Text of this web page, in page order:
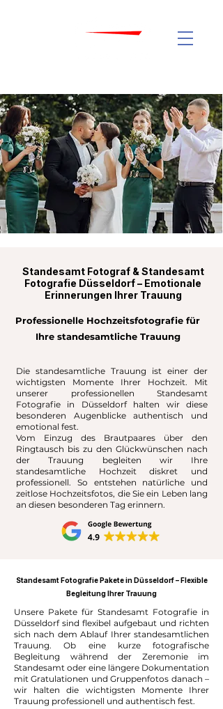
Standesamt Fotograf & Standesamt
Fotografie Düsseldorf – Emotionale
Erinnerungen Ihrer Trauung
Professionelle Hochzeitsfotografie für
Ihre standesamtliche Trauung
Die standesamtliche Trauung ist einer der
wichtigsten Momente Ihrer Hochzeit. Mit
unserer professionellen Standesamt
Fotografie in Düsseldorf halten wir diese
besonderen Augenblicke authentisch und
emotional fest.
Vom Einzug des Brautpaares über den
Ringtausch bis zu den Glückwünschen nach
der Trauung begleiten wir Ihre
standesamtliche Hochzeit diskret und
professionell. So entstehen natürliche und
zeitlose Hochzeitsfotos, die Sie ein Leben lang
an diesen besonderen Tag erinnern.
Standesamt Fotografie Pakete in Düsseldorf – Flexible
Begleitung Ihrer Trauung
Unsere Pakete für Standesamt Fotografie in
Düsseldorf sind flexibel aufgebaut und richten
sich nach dem Ablauf Ihrer standesamtlichen
Trauung. Ob eine kurze fotografische
Begleitung während der Zeremonie im
Standesamt oder eine längere Dokumentation
mit Gratulationen und Gruppenfotos danach –
wir halten die wichtigsten Momente Ihrer
Trauung professionell und authentisch fest.